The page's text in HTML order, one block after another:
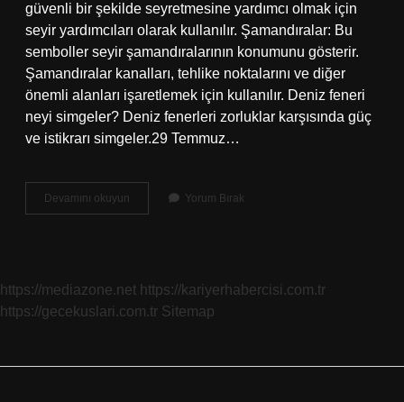
güvenli bir şekilde seyretmesine yardımcı olmak için
seyir yardımcıları olarak kullanılır. Şamandıralar: Bu
semboller seyir şamandıralarının konumunu gösterir.
Şamandıralar kanalları, tehlike noktalarını ve diğer
önemli alanları işaretlemek için kullanılır. Deniz feneri
neyi simgeler? Deniz fenerleri zorluklar karşısında güç
ve istikrarı simgeler.29 Temmuz…
Devamını okuyun
Feneri
Yorum Bırak
https://mediazone.net https://kariyerhabercisi.com.tr
https://gecekuslari.com.tr Sitemap